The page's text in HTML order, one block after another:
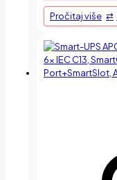
Pročitaj više